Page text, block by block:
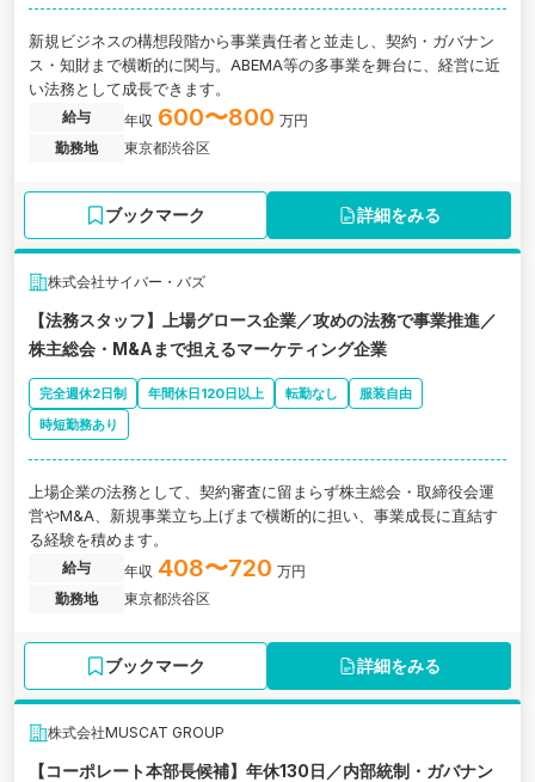
新規ビジネスの構想段階から事業責任者と並走し、契約・ガバナン
ス・知財まで横断的に関与。ABEMA等の多事業を舞台に、経営に近
い法務として成長できます。
給与 年収 600〜800 万円
勤務地
東京都渋谷区
ブックマーク 詳細をみる
株式会社サイバー・バズ
【法務スタッフ】上場グロース企業／攻めの法務で事業推進／
株主総会・M&Aまで担えるマーケティング企業
完全週休2日制 年間休日120日以上 転勤なし
服装自由
時短勤務あり
上場企業の法務として、契約審査に留まらず株主総会・取締役会運
営やM&A、新規事業立ち上げまで横断的に担い、事業成長に直結す
る経験を積めます。
給与 年収 408〜720 万円
勤務地
東京都渋谷区
ブックマーク 詳細をみる
株式会社MUSCAT GROUP
【コーポレート本部長候補】年休130日／内部統制・ガバナン